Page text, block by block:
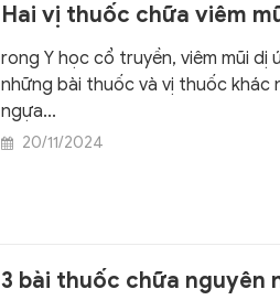
Hai vị thuốc chữa viêm
rong Y học cổ truyền, viêm mũi dị
những bài thuốc và vị thuốc khác
ngựa...
20/11/2024
3 bài thuốc chữa nguyên